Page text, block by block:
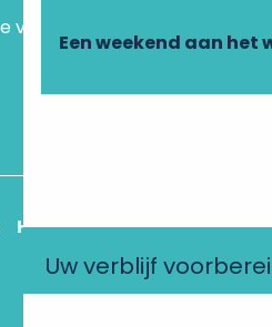
Een weekend aan het
Uw verblijf
virtuele assistent, die er is
Hoe kom ik daar?